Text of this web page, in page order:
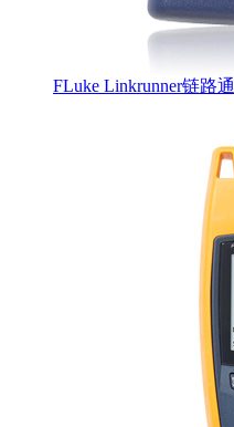
FLuke Linkrunner链路通